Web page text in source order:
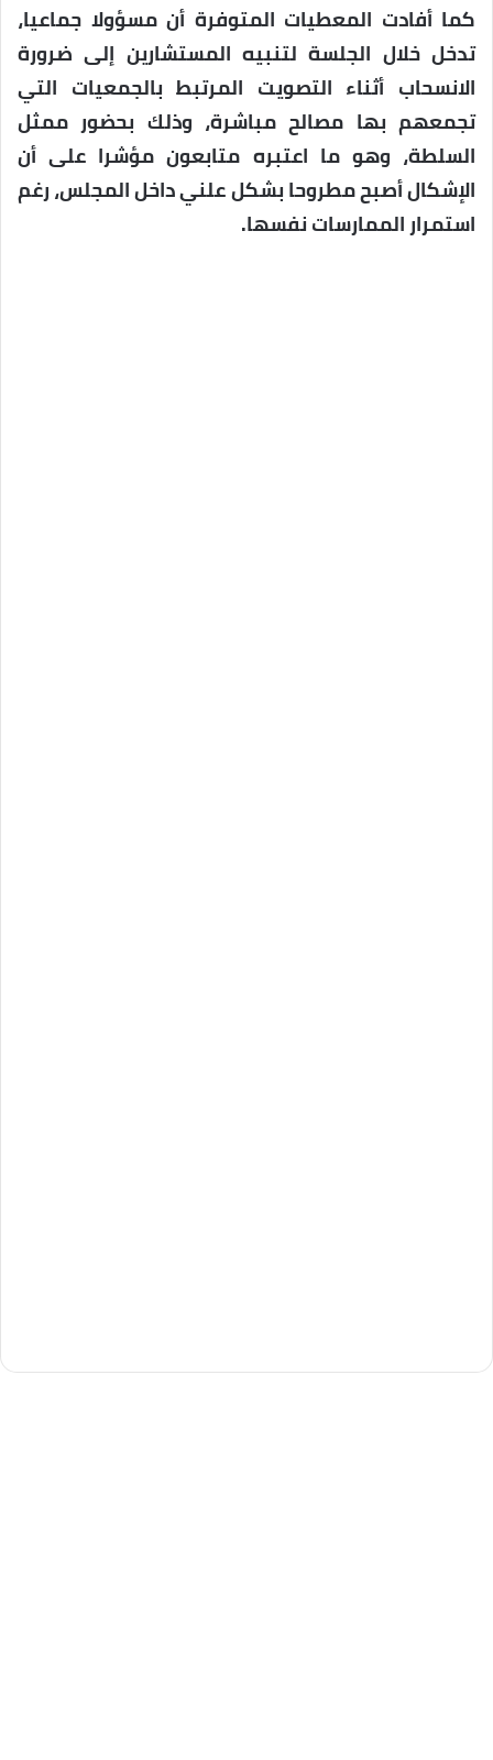
كما أفادت المعطيات المتوفرة أن مسؤولا جماعيا،
تدخل خلال الجلسة لتنبيه المستشارين إلى ضرورة
الانسحاب أثناء التصويت المرتبط بالجمعيات التي
تجمعهم بها مصالح مباشرة، وذلك بحضور ممثل
السلطة، وهو ما اعتبره متابعون مؤشرا على أن
الإشكال أصبح مطروحا بشكل علني داخل المجلس، رغم
استمرار الممارسات نفسها.